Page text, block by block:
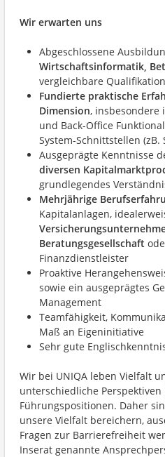
Wir erwarten uns
Abgeschlossene
Wirtschaftsinformatik,
vergleichbare
Fundierte praktische
Dimension, insbesondere
und Back-Office
System-Schnittstellen (zB.
Ausgeprägte Kenntnisse
diversen
grundlegendes
Mehrjährige
Kapitalanlagen,
Beratungsgesellschaft
Finanzdienstleister
Proaktive
sowie ein ausgeprägtes
Management
Teamfähigkeit,
Maß an Eigeninitiative
Sehr gute
Wir bei UNIQA leben Vielfalt
unterschiedliche
Führungspositionen. Daher
unsere Vielfalt bereichern,
Fragen zur Barrierefreiheit
Inserat genannte